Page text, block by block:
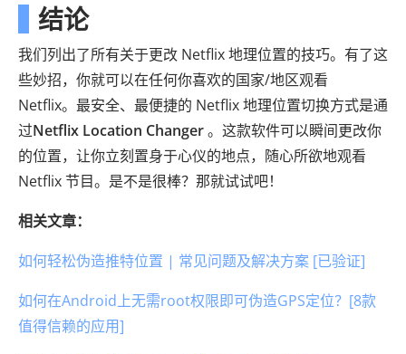
结论
我们列出了所有关于更改 Netflix 地理位置的技巧。有了这
些妙招，你就可以在任何你喜欢的国家/地区观看
Netflix。最安全、最便捷的 Netflix 地理位置切换方式是通
过Netflix Location Changer。这款软件可以瞬间更改你
的位置，让你立刻置身于心仪的地点，随心所欲地观看
Netflix 节目。是不是很棒？那就试试吧！
相关文章：
如何轻松伪造推特位置 | 常见问题及解决方案 [已验证]
如何在Android上无需root权限即可伪造GPS定位？[8款
值得信赖的应用]